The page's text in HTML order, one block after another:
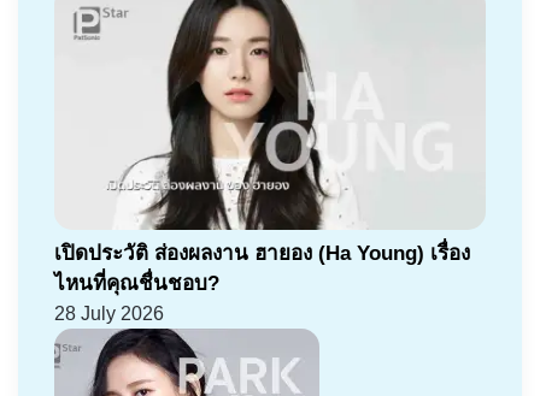
เปิดประวัติ ส่องผลงาน ฮายอง (Ha Young) เรื่อง
ไหนที่คุณชื่นชอบ?
28 July 2026